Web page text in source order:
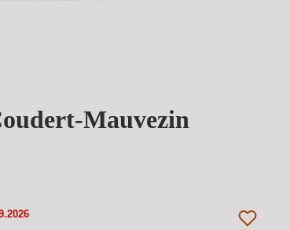
Mauvezin